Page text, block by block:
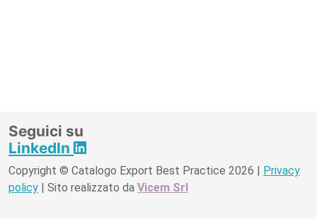
Seguici su
LinkedIn
Copyright © Catalogo Export Best Practice 2026 | Privacy
policy | Sito realizzato da Vicem Srl